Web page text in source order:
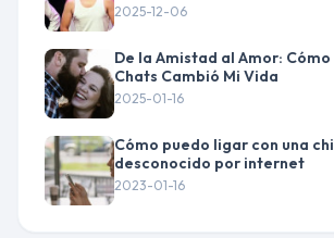
2025-12-06
De la Amistad al Amor: Cómo
Chats Cambió Mi Vida
2025-01-16
Cómo puedo ligar con una
desconocido por internet
2023-01-16